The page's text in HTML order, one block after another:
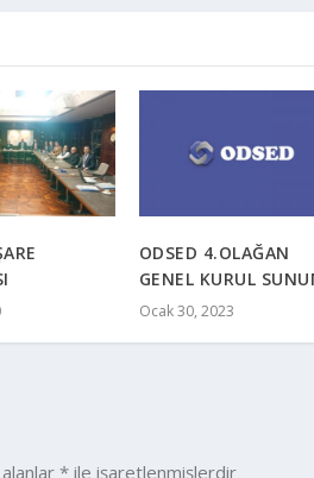
ODSED 4.OLAĞAN
GENEL KURUL
Ocak 30, 2023
*ile işaretlenmişlerdir